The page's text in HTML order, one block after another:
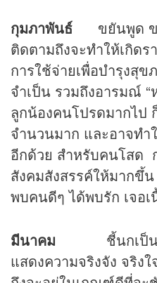
กุมภาพันธ์
ขยันพูด
ติดตามถึงจะทำให้เกิด
การใช้จ่ายเพื่อบำรุงสุข
จำเป็น รวมถึงอารมณ์ “
ลูกน้องคนโปรดมากไป
จำนวนมาก และอาจท
อีกด้วย สำหรับคนโสด
สังคมสังสรรค์ให้มากขึ้
พบคนดีๆ ได้พบรัก เจอเ
มีนาคม
ชี้นกเป็นไ
แสดงความจริงจัง จริง